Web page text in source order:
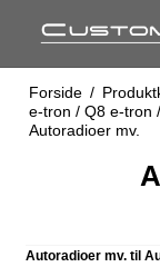
Forside /
e-tron / Q8 e-tron
Autoradioer mv.
Autoradioer mv. til